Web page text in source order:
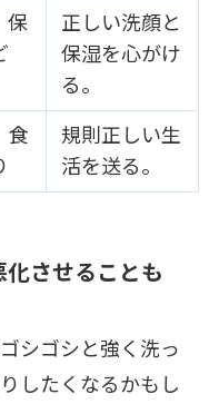
保
正しい洗顔と
保湿を心がけ
る。
食
規則正しい生
活を送る。
させることも
シゴシと強く洗っ
したくなるかもし